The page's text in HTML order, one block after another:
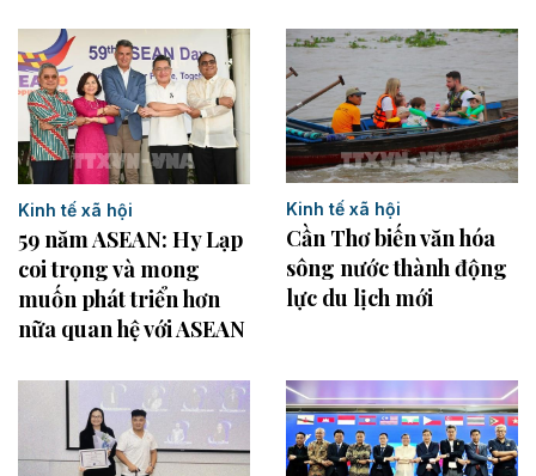
Kinh tế xã hội
59 năm ASEAN: Hy Lạp
coi trọng và mong
muốn phát triển hơn
nữa quan hệ với ASEAN
Kinh tế xã hội
Cần Thơ biến văn hóa
sông nước thành động
lực du lịch mới